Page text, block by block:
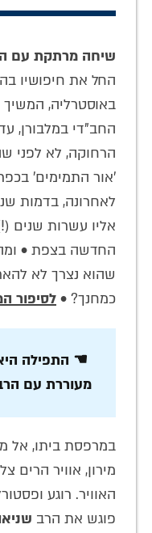
שיחה מרתקת עם
החל את חיפושיו
באוסטרליה,
החב"די במלבורן,
הרחוקה, לא לפני
'אור התמימים'
לאחרונה, בדמות
אליו עשרות שנים
החדשה בצפת •
שהוא נצרך לא
כמחנך? • לסיפור
☚ התפילה
מעוררת עם
במרפסת ביתו, אל
מירון, אוויר הרים
האוויר. רוגע
פוגש את הרב